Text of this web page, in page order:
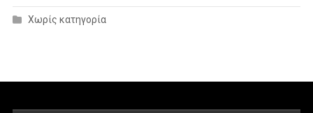
Χωρίς κατηγορία